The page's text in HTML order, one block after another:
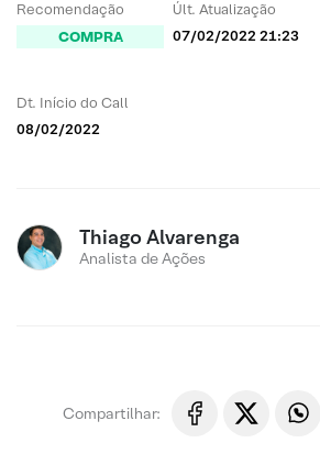
Recomendação
COMPRA
Últ. Atualização
07/02/2022 21:23
Dt. Início do Call
08/02/2022
Thiago Alvarenga
Analista de Ações
Compartilhar: